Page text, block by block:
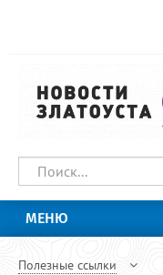
МЕНЮ
Полезные ссылки